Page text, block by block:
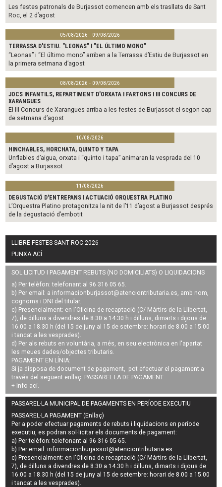
Les festes patronals de Burjassot comencen amb els trasllats de Sant
Roc, el 2 d’agost
05/08/2026 - 09/08/2026
TERRASSA D'ESTIU. "LEONAS" I "EL ÚLTIMO MONO"
“Leonas” i “El último mono” arriben a la Terrassa d’Estiu de Burjassot en
la primera setmana d’agost
08/08/2026 - 09/08/2026
JOCS INFANTILS, REPARTIMENT D'ORXATA I FARTONS I III CONCURS DE
XARANGUES
El III Concurs de Xarangues arriba a les festes de Burjassot el segon cap
de setmana d’agost
10/08/2026
HINCHABLES, HORCHATA, QUINTO Y TAPA
Unflables d’aigua, orxata i “quinto i tapa” animaran la vesprada del 10
d’agost a Burjassot
11/08/2026
DEGUSTACIÓ D'ENTREPANS I ACTUACIÓ ORQUESTRA PLATINO
L’Orquestra Platino protagonitza la nit de l’11 d’agost a Burjassot després
de la degustació d’embotit
LLIBRE FESTES SANT ROC 2026
PUNXA ACÍ
SOL·LICITUD I PAGAMENT REBUTS (NO DOMICILIATS) O LIQUIDACIONS
a) Per telèfon: telefonant al 96 316 05 65.
b) Per email: a informacionburjassot@atenciontributaria.es , amb nom,
cognoms i DNI del titular.
c) Presencialment: en l'Oficina de recaptació (C/ Màrtirs de la Llibertat,
7), de dilluns a divendres de 8.30 a 14.30 h i dilluns, dimarts i dijous de
16.00 a 18.30 h (del 15 de juny al 15 de setembre: horari de 8.00 a 15.00
i tancat a les vesprades).
d) Per als rebuts en voluntària, a més, en seu electrònica en l'apartat
les meues dades/objectes tributaris.
PAGAMENT EN LÍNIA:
Si ja disposa de document de pagament, pot efectuar el pagament a
través del següent enllaç: PASSAREL·LA DE PAGAMENT
+ Info ací
PASSAREL·LA MUNICIPAL DE PAGAMENTS EN PERÍODE EXECUTIU
PASSAREL·LA PAGAMENT (Enllaç)
Per a poder efectuar pagaments derebuts i liquidacions en període
executiu, es podran sol·licitar els documents de pagament:
a) Per telèfon: telefonant al 96 316 05 65.
b) Per email:informacionburjassot@atenciontributaria.es.
c) Presencialment: en l'Oficina de recaptació (C/ Màrtirs de la Llibertat,
7), de dilluns a divendres de 8.30 a 14.30 h i dilluns, dimarts i dijous de
16.00 a 18.30 h (del 15 de juny al 15 de setembre: horari de 8.00 a 15.00
i tancat a les vesprades).